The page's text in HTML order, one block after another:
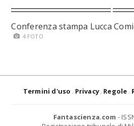
Conferenza stampa Lucca
4 FOTO
Termini d'uso Privacy Regole
Fantascienza.com -